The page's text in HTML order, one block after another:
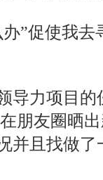
”促使我
导力项目
朋友圈晒
并且找做